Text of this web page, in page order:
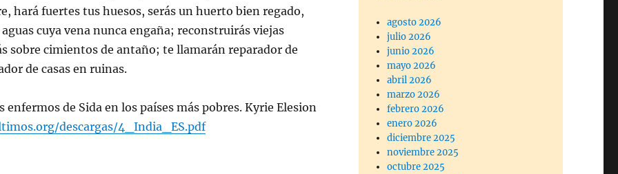
hará fuertes tus huesos, serás un huerto bien regado,
cuya vena nunca engaña; reconstruirás viejas
sobre cimientos de antaño; te llamarán reparador de
de casas en ruinas.
enfermos de Sida en los países más pobres. Kyrie Elesion
descargas/4_India_ES.pdf
agosto 2026
julio 2026
junio 2026
mayo 2026
abril 2026
marzo 2026
febrero 2026
enero 2026
diciembre 2025
noviembre 2025
octubre 2025